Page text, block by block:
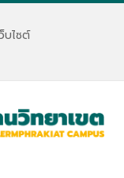
บไซต์